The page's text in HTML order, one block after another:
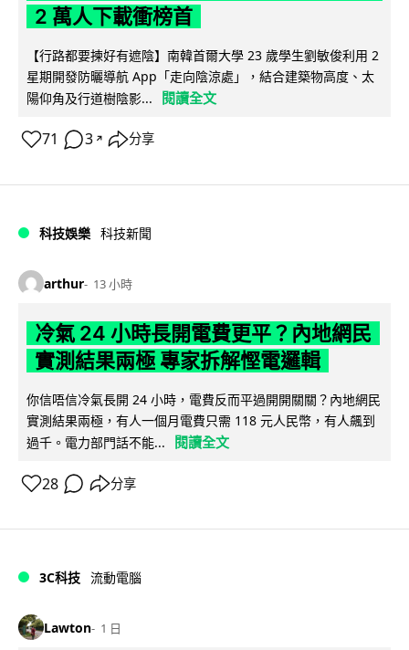
2 萬人下載衝榜首
【行路都要揀好有遮陰】南韓首爾大學 23 歲學生劉敏俊利用 2
星期開發防曬導航 App「走向陰涼處」，結合建築物高度、太
陽仰角及行道樹陰影...
閱讀全文
71 3 ↗ 分享
科技娛樂 科技新聞
arthur 13 小時
冷氣 24 小時長開電費更平？內地網民
實測結果兩極 專家拆解慳電邏輯
你信唔信冷氣長開 24 小時，電費反而平過開開關關？內地網民
實測結果兩極，有人一個月電費只需 118 元人民幣，有人飆到
過千。電力部門話不能...
閱讀全文
28 分享
3C科技 流動電腦
Lawton 1 日